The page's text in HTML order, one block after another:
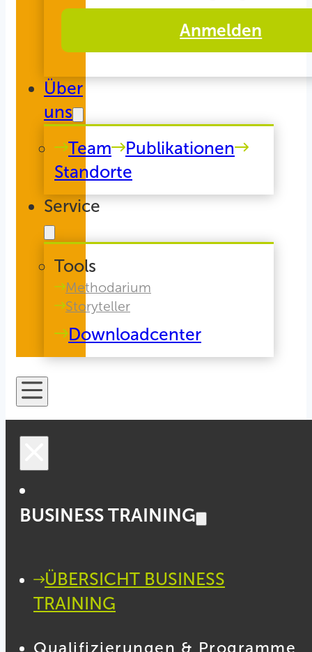
Anmelden
Über
uns
Team
Publikationen
Standorte
Service
Tools
Methodarium
Storyteller
Downloadcenter
BUSINESS TRAINING
ÜBERSICHT BUSINESS
TRAINING
Qualifizierungen & Programme